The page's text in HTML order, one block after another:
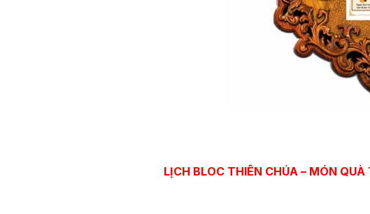
LỊCH BLOC THIÊN CHÚA – MÓN